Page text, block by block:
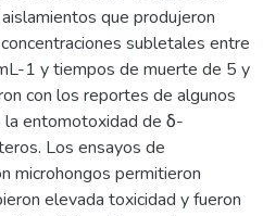
que produjeron
subletales entre
1 y tiempos de muerte de 5 y
con los reportes de algunos
la entomotoxidad de δ-
Los ensayos de
microhongos permitieron
elevada toxicidad y fueron